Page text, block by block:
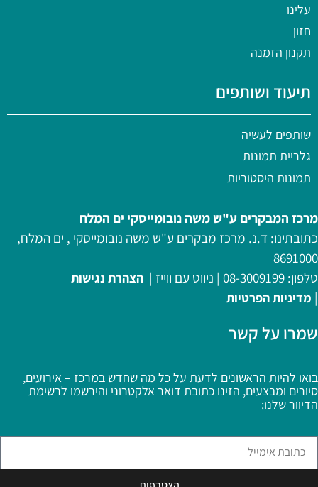
עלינו
חזון
תקנון הזמנה
תיעוד ושותפים
שותפים לעשיה
גלריית תמונות
תמונות היסטוריות
מרכז המבקרים ע"ש משה נובומייסקי ים המלח
כתובתינו: ד.נ. מרכז מבקרים ע"ש משה נובומייסקי , ים המלח,
8691000
טלפון: 08-3009199
| ניווט עם ווייז | הצהרת נגישות
| מדיניותהפרטיות
שמרו על קשר
בואו להיות הראשונים לדעת על כל מה שחדש במרכז – אירועים,
סיורים ומבצעים, הזינו כתובת דואר אלקטרוני והירשמו לרשימת
הדיוור שלנו: